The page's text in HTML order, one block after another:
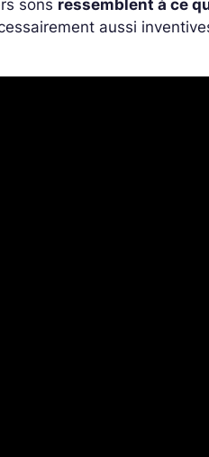
sons ressemblent à ce
aussi